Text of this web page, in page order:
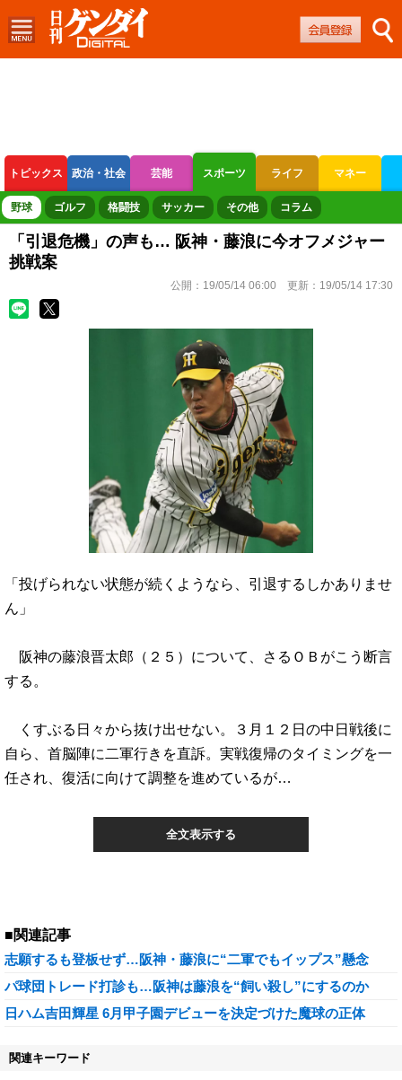
トピックス 政治・社会 芸能 スポーツ ライフ マネー
ボートレース 競輪 オートレース
野球 ゴルフ 格闘技 サッカー その他 コラム
「引退危機」の声も… 阪神・藤浪に今オフメジャー
挑戦案
公開： 19/05/14 06:00 更新： 19/05/14 17:30
「投げられない状態が続くようなら、引退するしかありませ
ん」
阪神の藤浪晋太郎（２５）について、さるＯＢがこう断言
する。
くすぶる日々から抜け出せない。３月１２日の中日戦後に
自ら、首脳陣に二軍行きを直訴。実戦復帰のタイミングを一
任され、復活に向けて調整を進めているが…
全文表示する
■関連記事
志願するも登板せず…阪神・藤浪に“二軍でもイップス”懸念
パ球団トレード打診も…阪神は藤浪を“飼い殺し”にするのか
日ハム吉田輝星 6月甲子園デビューを決定づけた魔球の正体
関連キーワード